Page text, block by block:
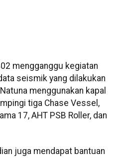
mengganggu kegiatan
seismik yang dilakukan
menggunakan kapal
tiga Chase Vessel,
17, AHT PSB Roller, dan
juga mendapat bantuan